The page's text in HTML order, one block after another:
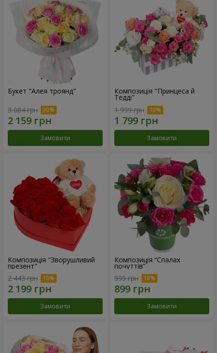
Букет "Алея троянд"
3 084 грн
Замовити
Композиція "Принцеса й
Тедді"
1 999 грн
Замовити
Композиція "Зворушливий
презент"
2 443 грн
Замовити
Композиція “Спалах
почуттів”
999 грн
Замовити